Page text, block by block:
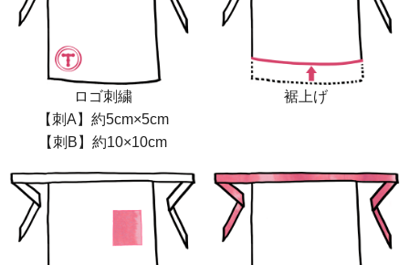
ロゴ刺繍
【刺A】約5cm×5cm
【刺B】約10×10cm
裾上げ